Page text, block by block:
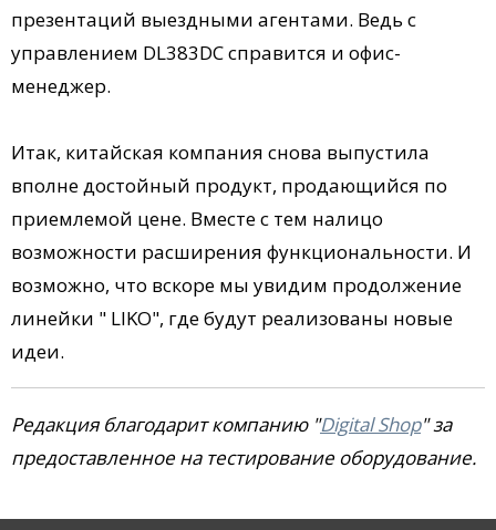
презентаций выездными агентами. Ведь с
управлением DL383DC справится и офис-
менеджер.
Итак, китайская компания снова выпустила
вполне достойный продукт, продающийся по
приемлемой цене. Вместе с тем налицо
возможности расширения функциональности. И
возможно, что вскоре мы увидим продолжение
линейки " LIKO", где будут реализованы новые
идеи.
Редакция благодарит компанию "Digital Shop" за
предоставленное на тестирование оборудование.